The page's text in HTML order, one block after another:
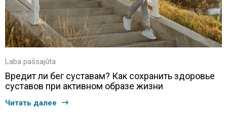
Laba pašsajūta
Вредит ли бег суставам? Как сохранить здоровье
суставов при активном образе жизни
Читать далее